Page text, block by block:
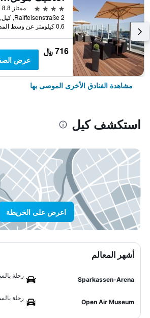
4 نجوم
ممتاز 8.8
0.6 كيلومتر عن وسط المدينة
716 ﷼
عرض
مشاهدة الفنادق الأخرى الموصى بها
استكشف كيل
اعرض على الخريطة
أشهر المعالم
Sparkassen-Arena
رحلة بالسيارة
Open Air Museum
رحلة بالسيارة